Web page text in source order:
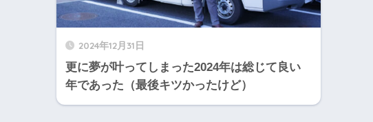
2024年12月31日
更に夢が叶ってしまった2024年は総じて良い
年であった（最後キツかったけど）